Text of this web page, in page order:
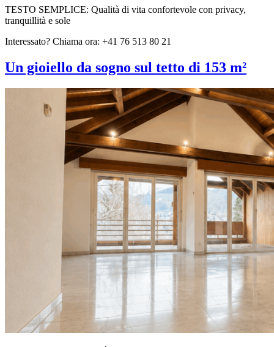
TESTO SEMPLICE: Qualità di vita confortevole con privacy,
tranquillità e sole
Interessato? Chiama ora: +41 76 513 80 21
Un gioiello da sogno sul tetto di 153 m²